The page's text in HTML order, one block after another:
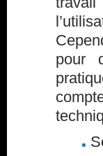
pour